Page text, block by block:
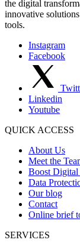
the digital
innovative
tools.
Instagram
Facebook
Linkedin
Youtube
QUICK ACCESS
About Us
Meet the
Boost Digital
Data
Our blog
Contact
Online brief
SERVICES